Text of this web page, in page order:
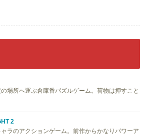
場所へ運ぶ倉庫番パズルゲーム。荷物は押すこと
2
ラのアクションゲーム。前作からかなりパワーア